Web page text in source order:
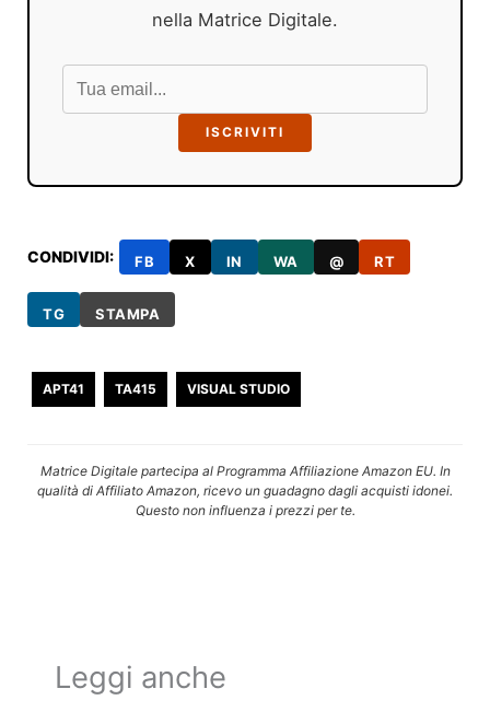
nella Matrice Digitale.
ISCRIVITI
CONDIVIDI: FB X IN WA @ RT
TG STAMPA
APT41 TA415 VISUAL STUDIO
Matrice Digitale partecipa al Programma Affiliazione Amazon EU. In
qualità di Affiliato Amazon, ricevo un guadagno dagli acquisti idonei.
Questo non influenza i prezzi per te.
Leggi anche